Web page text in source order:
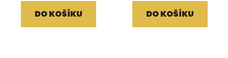
DO KOŠÍKU DO KOŠÍKU